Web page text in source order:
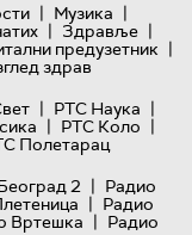
| Музика |
| Здравље |
предузетник |
здрав
| РТС Наука |
| РТС Коло |
Полетарац
2 | Радио
| Радио
Вртешка | Радио